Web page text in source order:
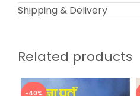
Shipping & Delivery
Related products
-40%